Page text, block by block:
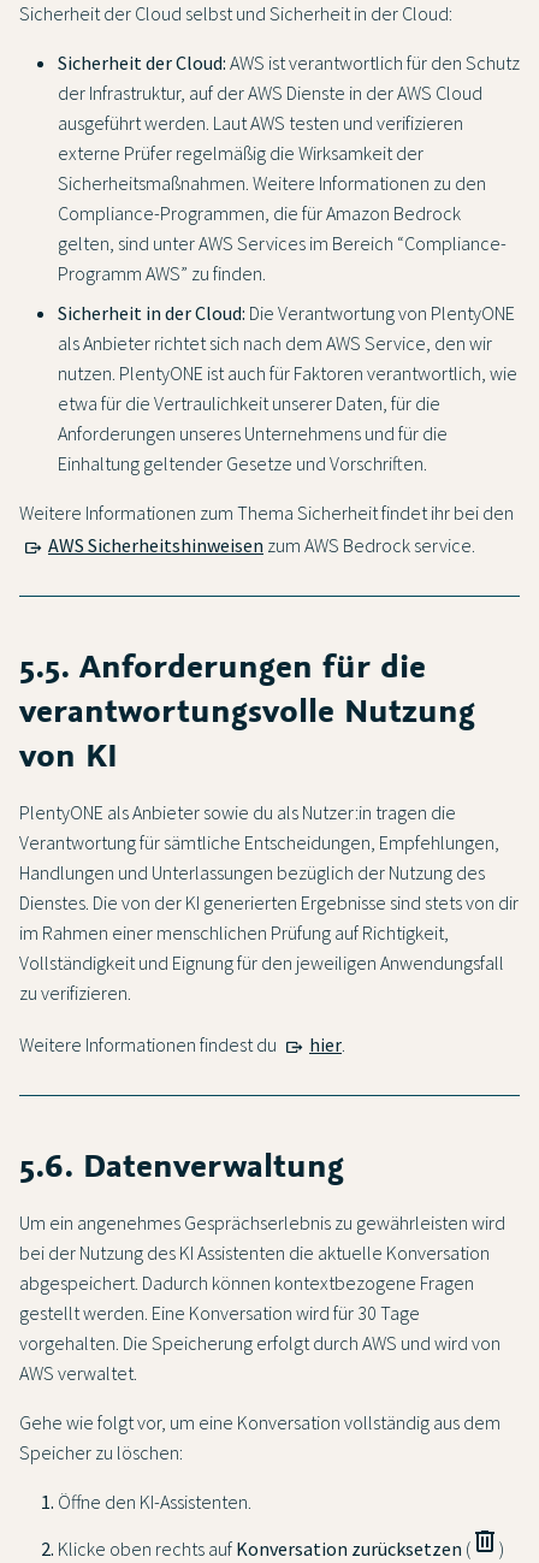
Sicherheit der Cloud selbst und Sicherheit in der Cloud:
Sicherheit der Cloud: AWS ist verantwortlich für den Schutz
der Infrastruktur, auf der AWS Dienste in der AWS Cloud
ausgeführt werden. Laut AWS testen und verifizieren
externe Prüfer regelmäßig die Wirksamkeit der
Sicherheitsmaßnahmen. Weitere Informationen zu den
Compliance-Programmen, die für Amazon Bedrock
gelten, sind unter AWS Services im Bereich “Compliance-
Programm AWS” zu finden.
Sicherheit in der Cloud: Die Verantwortung von PlentyONE
als Anbieter richtet sich nach dem AWS Service, den wir
nutzen. PlentyONE ist auch für Faktoren verantwortlich, wie
etwa für die Vertraulichkeit unserer Daten, für die
Anforderungen unseres Unternehmens und für die
Einhaltung geltender Gesetze und Vorschriften.
Weitere Informationen zum Thema Sicherheit findet ihr bei den
AWS Sicherheitshinweisen zum AWS Bedrock service.
5.5. Anforderungen für die
verantwortungsvolle Nutzung
von KI
PlentyONE als Anbieter sowie du als Nutzer:in tragen die
Verantwortung für sämtliche Entscheidungen, Empfehlungen,
Handlungen und Unterlassungen bezüglich der Nutzung des
Dienstes. Die von der KI generierten Ergebnisse sind stets von dir
im Rahmen einer menschlichen Prüfung auf Richtigkeit,
Vollständigkeit und Eignung für den jeweiligen Anwendungsfall
zu verifizieren.
Weitere Informationen findest du hier.
5.6. Datenverwaltung
Um ein angenehmes Gesprächserlebnis zu gewährleisten wird
bei der Nutzung des KI Assistenten die aktuelle Konversation
abgespeichert. Dadurch können kontextbezogene Fragen
gestellt werden. Eine Konversation wird für 30 Tage
vorgehalten. Die Speicherung erfolgt durch AWS und wird von
AWS verwaltet.
Gehe wie folgt vor, um eine Konversation vollständig aus dem
Speicher zu löschen:
Öffne den KI-Assistenten.
Klicke oben rechts auf Konversation zurücksetzen ( delete )